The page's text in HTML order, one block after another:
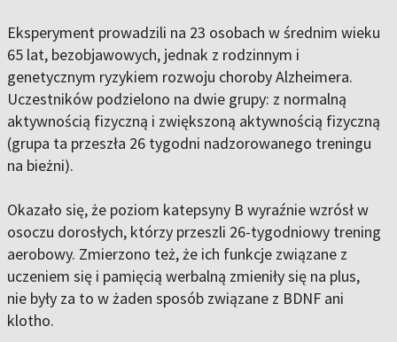
Eksperyment prowadzili na 23 osobach w średnim wieku
65 lat, bezobjawowych, jednak z rodzinnym i
genetycznym ryzykiem rozwoju choroby Alzheimera.
Uczestników podzielono na dwie grupy: z normalną
aktywnością fizyczną i zwiększoną aktywnością fizyczną
(grupa ta przeszła 26 tygodni nadzorowanego treningu
na bieżni).
Okazało się, że poziom katepsyny B wyraźnie wzrósł w
osoczu dorosłych, którzy przeszli 26-tygodniowy trening
aerobowy. Zmierzono też, że ich funkcje związane z
uczeniem się i pamięcią werbalną zmieniły się na plus,
nie były za to w żaden sposób związane z BDNF ani
klotho.